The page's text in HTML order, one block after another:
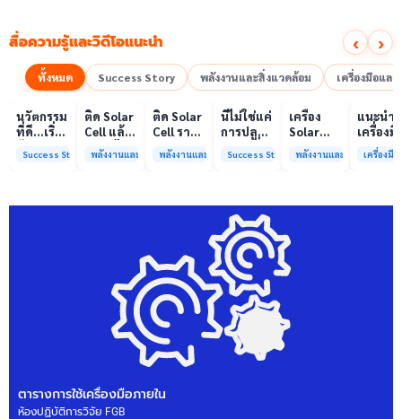
สื่อความรู้และวิดีโอแนะนำ ‹ ›
ทั้งหมด Success Story พลังงานและสิ่งแวดล้อม เครื่องมือแล
00:10
นวัตกรรม
ที่ดี…เริ่ม
ความร่วม
Success Story
00:10
ติด Solar
Cell แล้ว
ลดค่าไฟ
ได้จริง
พลังงานและสิ่งแวดล้อม
00:08
ติด Solar
Cell ราคา
แพง แต่
ค่าไฟ
พลังงานและสิ่งแวดล้อม
เล่นวิดีโอ
นี่ไม่ใช่แค่
การปลูก
คือการ
ให้ป่า
ต้นน้ำและ
ชุมชน
Success Story
เครื่อง
Solar
Simulator
มาตรฐาน
รับรอง
ISO/IEC17025
บริการ
พลังงานและสิ่งแวดล้อม
เล่
01:00
แนะนำ
เครื่องมื
วิเคราะ
ทดสอบ
การกลา
เครื่องมื
ตารางการใช้เครื่องมือภายใน
ห้องปฏิบัติการวิจัย FGB